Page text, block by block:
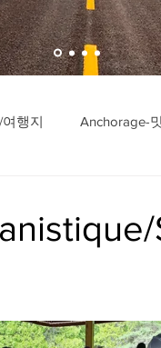
행지 Anchorage-
Bloomington-맛집/여행지